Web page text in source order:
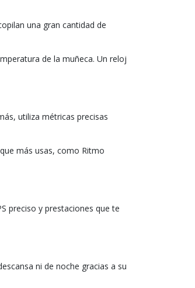
una gran cantidad de
de la muñeca. Un reloj
utiliza métricas precisas
más usas, como Ritmo
preciso y prestaciones que te
ni de noche gracias a su